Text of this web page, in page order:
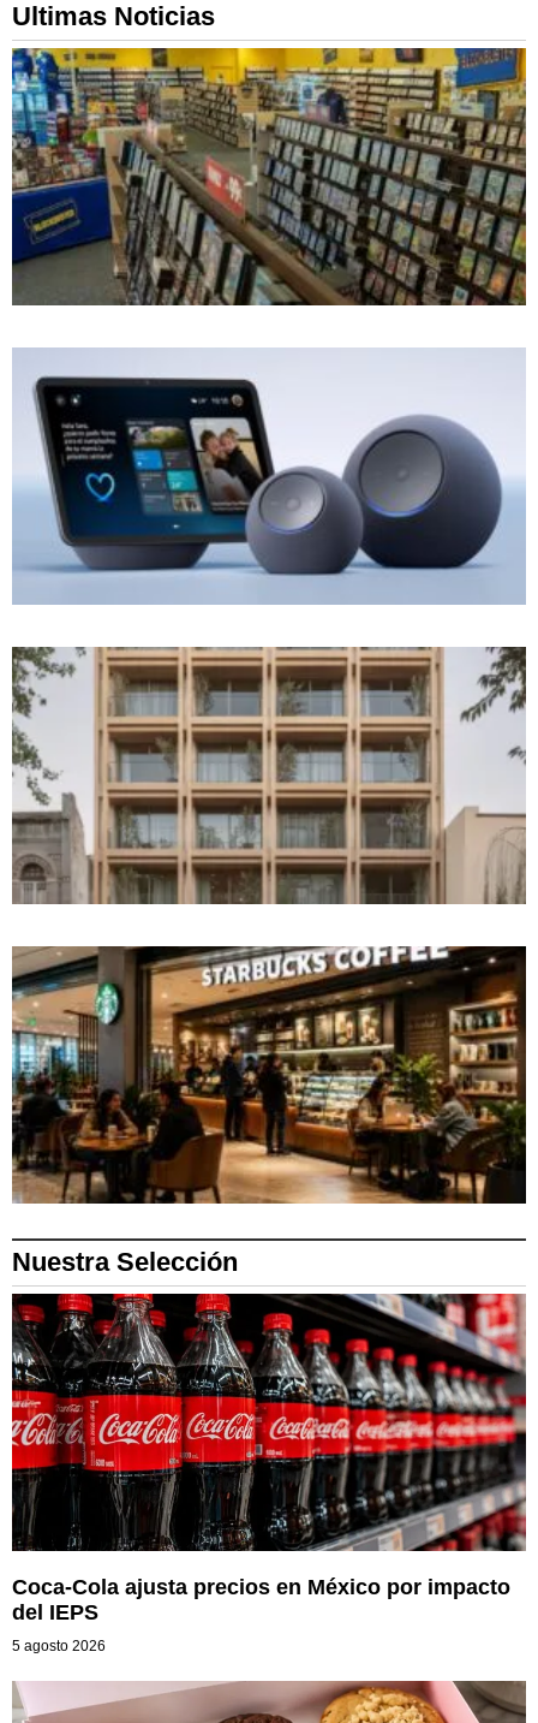
Ultimas Noticias
Nuestra Selección
Coca-Cola ajusta precios en México por impacto
del IEPS
5 agosto 2026